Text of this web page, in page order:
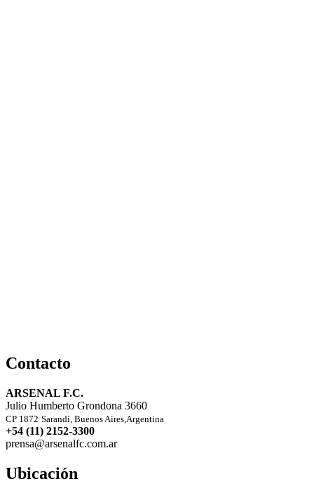
Contacto
ARSENAL F.C.
Julio Humberto Grondona 3660
CP 1872 Sarandí, Buenos Aires,Argentina
+54 (11) 2152-3300
prensa@arsenalfc.com.ar
Ubicación